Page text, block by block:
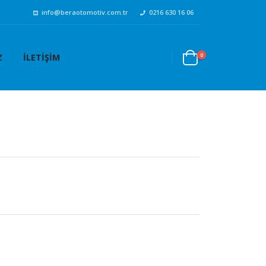
info@beraotomotiv.com.tr 0216 630 16 06
İLETIŞIM 0